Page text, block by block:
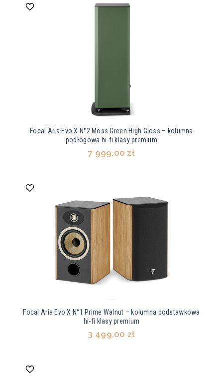
Focal Aria Evo X N°2 Moss Green High Gloss – kolumna
podłogowa hi-fi klasy premium
7 999,00 zł
Focal Aria Evo X N°1 Prime Walnut – kolumna podstawkowa
hi-fi klasy premium
3 499,00 zł